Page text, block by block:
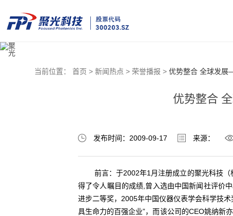
当前位置： 首页 > 新闻热点 > 荣誉播报 > 优势整合 全球发展
优势整合
发布时间：2009-09-17 来源：
前言：于2002年1月注册成立的聚光科技（杭
得了令人瞩目的成绩,曾入选由中国新闻社评价
进步二等奖，2005年中国仪器仪表学会科学技
具生命力的百强企业”，而该公司的CEO姚纳新